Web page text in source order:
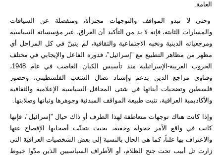
العامة.
وحتى لا تبدو المواقف والتوجهات مجتزأة، ومنفصلة عن السياقات
والمسارات الثابتة، فإنه لا بد من التأكيد أن العراق، عبر مؤسساته السياسية
ومرجعياته الدينية ونخبه الاجتماعية والثقافية، لم يتبنّ في كل المراحل أي
مظهر من مظاهر التطبيع مع "إسرائيل"، فدوره الفاعل والإيجابي في مختلف
الحروب العربية-الإسرائيلية منذ تأسيس الكيان الغاصب في عام 1948،
وفتاوى مراجع الدين بدعم وإسناد نضال الشعب الفلسطيني، وحضور
فلسطين وتضحيات أبنائها في شتى المحافل السياسية الإعلامية والثقافية
والأكاديمية العراقية، تثبت طبيعة المواقف المبدئية وجوهرها وثباتها وصلابتها.
وإذا كانت هناك توجهات متعاطفة لهذا الطرف أو ذاك حيال "إسرائيل"، فإنها
كانت في واقع الأمر خجولة وخفية، بحيث يتجنّب أصحابها الإفصاح عنها
والاعتراف بها علناً، كما هي الحال بالنسبة إلى بعض الشخصيات العراقية التي
زارت تل أبيب تحت جنح الظلام، أو الأطراف السياسيين الذين مدّوا خيوط